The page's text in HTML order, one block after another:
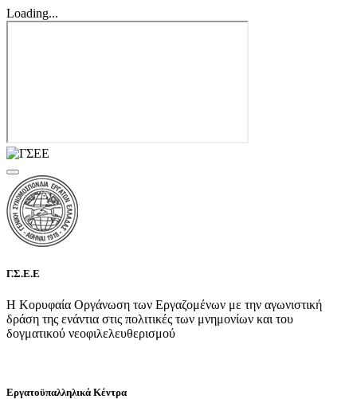
Loading...
Γ.Σ.Ε.Ε
Η Κορυφαία Οργάνωση των Εργαζομένων με την αγωνιστική
δράση της ενάντια στις πολιτικές των μνημονίων και του
δογματικού νεοφιλελευθερισμού
Εργατοϋπαλληλικά Κέντρα